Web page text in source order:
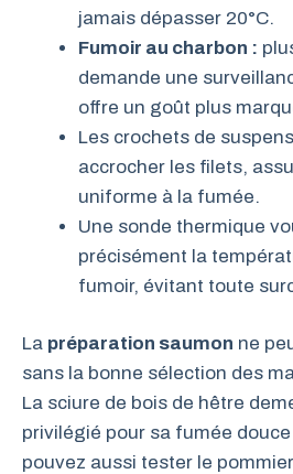
jamais dépasser 20°C.
Fumoir au charbon :
demande une
offre un goût plus
Les crochets de
accrocher les filets,
uniforme à la fumée.
Une sonde thermique
précisément la
fumoir, évitant toute
La préparation saumon ne
sans la bonne sélection des
La sciure de bois de hêtre
privilégié pour sa fumée
pouvez aussi tester le